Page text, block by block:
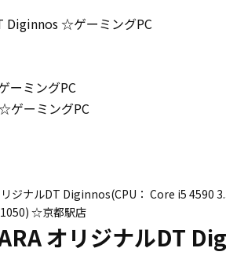
Diginnos ☆ゲーミングPC
ーミングPC
ゲーミングPC
リジナルDT Diginnos(CPU： Core i5 4590
☆京都駅店
オリジナルDT